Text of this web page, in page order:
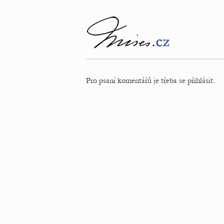
Pro psaní komentářů je třeba se přihlásit.